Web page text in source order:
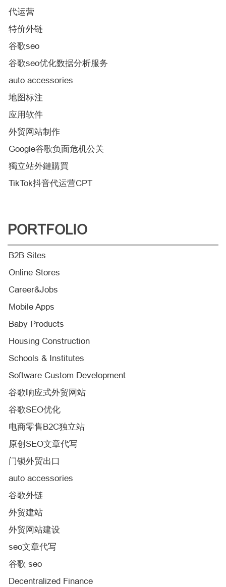
代运营
特价外链
谷歌seo
谷歌seo优化数据分析服务
auto accessories
地图标注
应用软件
外贸网站制作
Google谷歌负面危机公关
獨立站外鏈購買
TikTok抖音代运营CPT
PORTFOLIO
B2B Sites
Online Stores
Career&Jobs
Mobile Apps
Baby Products
Housing Construction
Schools & Institutes
Software Custom Development
谷歌响应式外贸网站
谷歌SEO优化
电商零售B2C独立站
原创SEO文章代写
门锁外贸出口
auto accessories
谷歌外链
外贸建站
外贸网站建设
seo文章代写
谷歌 seo
Decentralized Finance